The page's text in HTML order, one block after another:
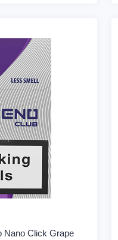
Nano Click Grape